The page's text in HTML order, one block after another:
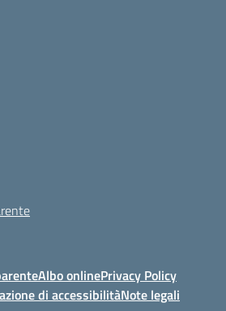
Albo onlinePrivacy Policy
di accessibilitàNote legali